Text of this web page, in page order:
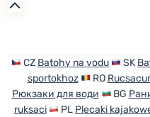
CZ Batohy na vodu SK
sportokhoz
RO
Рюкзаки для води
BG
ruksaci
PL Plecaki